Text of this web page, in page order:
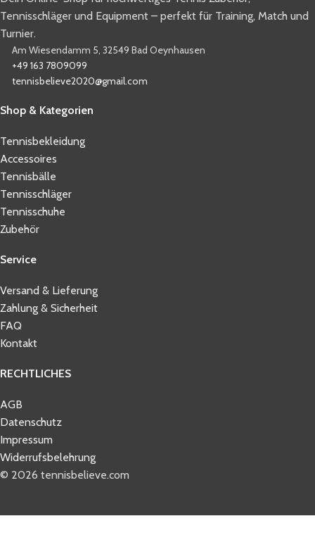
Tennisschläger und Equipment – perfekt für Training, Match und
Turnier.
Am Wiesendamm 5, 32549 Bad Oeynhausen
+49 163 7809099
tennisbelieve2020@gmail.com
Shop & Kategorien
Tennisbekleidung
Accessoires
Tennisbälle
Tennisschläger
Tennisschuhe
Zubehör
Service
Versand & Lieferung
Zahlung & Sicherheit
FAQ
Kontakt
RECHTLICHES
AGB
Datenschutz
Impressum
Widerrufsbelehrung
© 2026 tennisbelieve.com